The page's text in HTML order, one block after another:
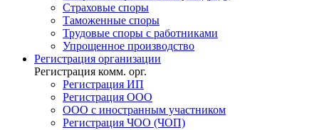
Страховые споры
Таможенные споры
Трудовые споры с работниками
Упрощенное производство
Регистрация организации
Регистрация комм. орг.
Регистрация ИП
Регистрация ООО
ООО с иностранным участником
Регистрация ЧОО (ЧОП)